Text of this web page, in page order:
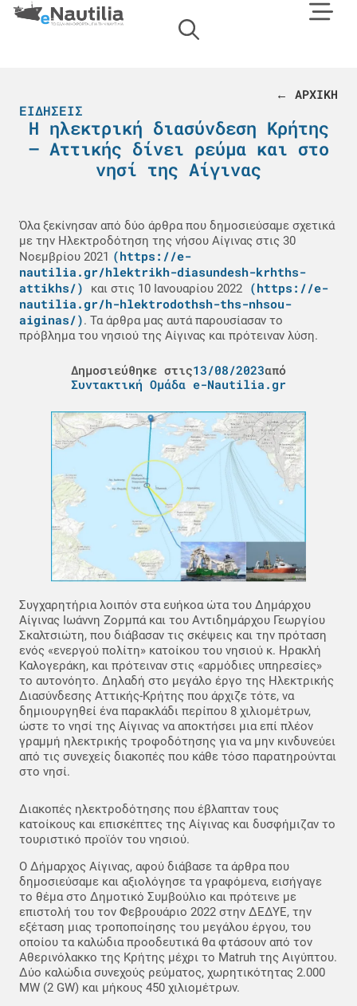
← ΑΡΧΙΚΗ
ΕΙΔΉΣΕΙΣ
Η ηλεκτρική διασύνδεση Κρήτης
– Αττικής δίνει ρεύμα και στο
νησί της Αίγινας
Όλα ξεκίνησαν από δύο άρθρα που δημοσιεύσαμε σχετικά
με την Ηλεκτροδότηση της νήσου Αίγινας στις 30
Νοεμβρίου 2021 (https://e-
nautilia.gr/hlektrikh-diasundesh-krhths-
attikhs/)
και στις 10 Ιανουαρίου 2022 (https://e-
nautilia.gr/h-hlektrodothsh-ths-nhsou-
aiginas/). Τα άρθρα μας αυτά παρουσίασαν το
πρόβλημα του νησιού της Αίγινας και πρότειναν λύση.
Δημοσιεύθηκε στις13/08/2023από
Συντακτική Ομάδα e-Nautilia.gr
Συγχαρητήρια λοιπόν στα ευήκοα ώτα του Δημάρχου
Αίγινας Ιωάννη Ζορμπά και του Αντιδημάρχου Γεωργίου
Σκαλτσιώτη, που διάβασαν τις σκέψεις και την πρόταση
ενός «ενεργού πολίτη» κατοίκου του νησιού κ. Ηρακλή
Καλογεράκη, και πρότειναν στις «αρμόδιες υπηρεσίες»
το αυτονόητο. Δηλαδή στο μεγάλο έργο της Ηλεκτρικής
Διασύνδεσης Αττικής-Κρήτης που άρχιζε τότε, να
δημιουργηθεί ένα παρακλάδι περίπου 8 χιλιομέτρων,
ώστε το νησί της Αίγινας να αποκτήσει μια επί πλέον
γραμμή ηλεκτρικής τροφοδότησης για να μην κινδυνεύει
από τις συνεχείς διακοπές που κάθε τόσο παρατηρούνται
στο νησί.
Διακοπές ηλεκτροδότησης που έβλαπταν τους
κατοίκους και επισκέπτες της Αίγινας και δυσφήμιζαν το
τουριστικό προϊόν του νησιού.
Ο Δήμαρχος Αίγινας, αφού διάβασε τα άρθρα που
δημοσιεύσαμε και αξιολόγησε τα γραφόμενα, εισήγαγε
το θέμα στο Δημοτικό Συμβούλιο και πρότεινε με
επιστολή του τον Φεβρουάριο 2022 στην ΔΕΔΥΕ, την
εξέταση μιας τροποποίησης του μεγάλου έργου, του
οποίου τα καλώδια προοδευτικά θα φτάσουν από τον
Αθερινόλακκο της Κρήτης μέχρι το Matruh της Αιγύπτου.
Δύο καλώδια συνεχούς ρεύματος, χωρητικότητας 2.000
MW (2 GW) και μήκους 450 χιλιομέτρων.